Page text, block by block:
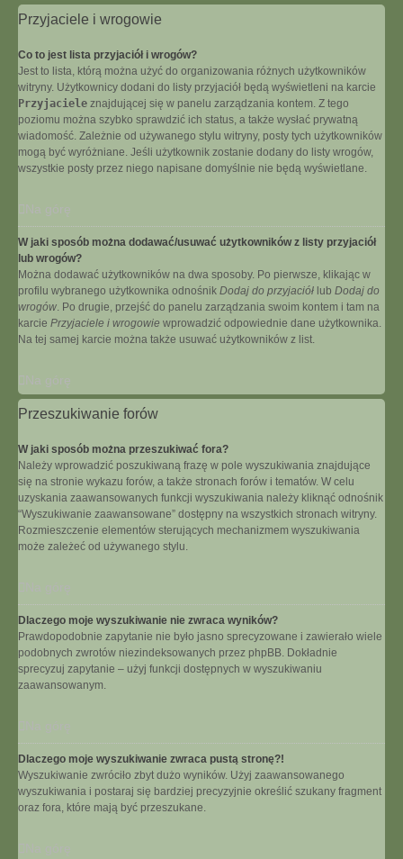
Przyjaciele i wrogowie
Co to jest lista przyjaciół i wrogów?
Jest to lista, którą można użyć do organizowania różnych użytkowników
witryny. Użytkownicy dodani do listy przyjaciół będą wyświetleni na karcie
Przyjaciele znajdującej się w panelu zarządzania kontem. Z tego
poziomu można szybko sprawdzić ich status, a także wysłać prywatną
wiadomość. Zależnie od używanego stylu witryny, posty tych użytkowników
mogą być wyróżniane. Jeśli użytkownik zostanie dodany do listy wrogów,
wszystkie posty przez niego napisane domyślnie nie będą wyświetlane.
Na górę
W jaki sposób można dodawać/usuwać użytkowników z listy przyjaciół
lub wrogów?
Można dodawać użytkowników na dwa sposoby. Po pierwsze, klikając w
profilu wybranego użytkownika odnośnik Dodaj do przyjaciół lub Dodaj do
wrogów. Po drugie, przejść do panelu zarządzania swoim kontem i tam na
karcie Przyjaciele i wrogowie wprowadzić odpowiednie dane użytkownika.
Na tej samej karcie można także usuwać użytkowników z list.
Na górę
Przeszukiwanie forów
W jaki sposób można przeszukiwać fora?
Należy wprowadzić poszukiwaną frazę w pole wyszukiwania znajdujące
się na stronie wykazu forów, a także stronach forów i tematów. W celu
uzyskania zaawansowanych funkcji wyszukiwania należy kliknąć odnośnik
“Wyszukiwanie zaawansowane” dostępny na wszystkich stronach witryny.
Rozmieszczenie elementów sterujących mechanizmem wyszukiwania
może zależeć od używanego stylu.
Dlaczego moje wyszukiwanie nie zwraca wyników?
Prawdopodobnie zapytanie nie było jasno sprecyzowane i zawierało wiele
podobnych zwrotów niezindeksowanych przez phpBB. Dokładnie
sprecyzuj zapytanie – użyj funkcji dostępnych w wyszukiwaniu
zaawansowanym.
Dlaczego moje wyszukiwanie zwraca pustą stronę?!
Wyszukiwanie zwróciło zbyt dużo wyników. Użyj zaawansowanego
wyszukiwania i postaraj się bardziej precyzyjnie określić szukany fragment
oraz fora, które mają być przeszukane.